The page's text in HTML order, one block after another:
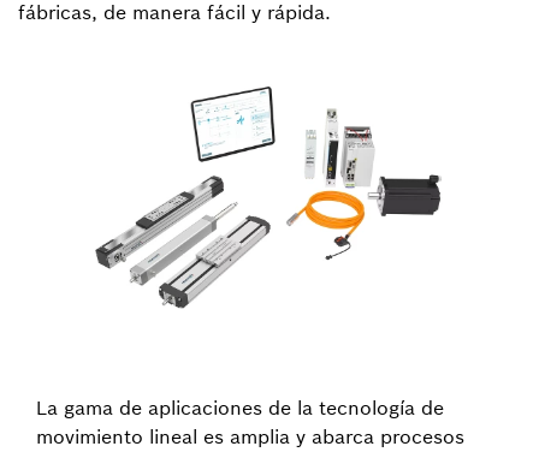
fábricas, de manera fácil y rápida.
La gama de aplicaciones de la tecnología de
movimiento lineal es amplia y abarca procesos